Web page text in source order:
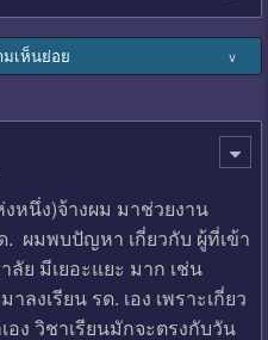
เห็นย่อย ∨
หนึ่ง)จ้างผม มาช่วยงาน
. ผมพบปัญหา เกี่ยวกับ ผู้ที่เข้า
ลัย มีเยอะแยะ มาก เช่น
งเรียน รด. เอง เพราะเกี่ยว
ง วิชาเรียนมักจะตรงกับวัน